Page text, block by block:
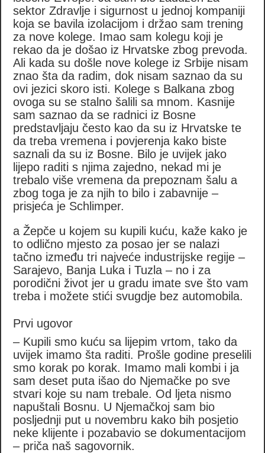
sektor Zdravlje i sigurnost u jednoj kompaniji
koja se bavila izolacijom i držao sam trening
za nove kolege. Imao sam kolegu koji je
rekao da je došao iz Hrvatske zbog prevoda.
Ali kada su došle nove kolege iz Srbije nisam
znao šta da radim, dok nisam saznao da su
ovi jezici skoro isti. Kolege s Balkana zbog
ovoga su se stalno šalili sa mnom. Kasnije
sam saznao da se radnici iz Bosne
predstavljaju često kao da su iz Hrvatske te
da treba vremena i povjerenja kako biste
saznali da su iz Bosne. Bilo je uvijek jako
lijepo raditi s njima zajedno, nekad mi je
trebalo više vremena da prepoznam šalu a
zbog toga je za njih to bilo i zabavnije –
prisjeća je Schlimper.
a Žepče u kojem su kupili kuću, kaže kako je
to odlično mjesto za posao jer se nalazi
tačno između tri najveće industrijske regije –
Sarajevo, Banja Luka i Tuzla – no i za
porodični život jer u gradu imate sve što vam
treba i možete stići svugdje bez automobila.
Prvi ugovor
– Kupili smo kuću sa lijepim vrtom, tako da
uvijek imamo šta raditi. Prošle godine preselili
smo korak po korak. Imamo mali kombi i ja
sam deset puta išao do Njemačke po sve
stvari koje su nam trebale. Od ljeta nismo
napuštali Bosnu. U Njemačkoj sam bio
posljednji put u novembru kako bih posjetio
neke klijente i pozabavio se dokumentacijom
– priča naš sagovornik.